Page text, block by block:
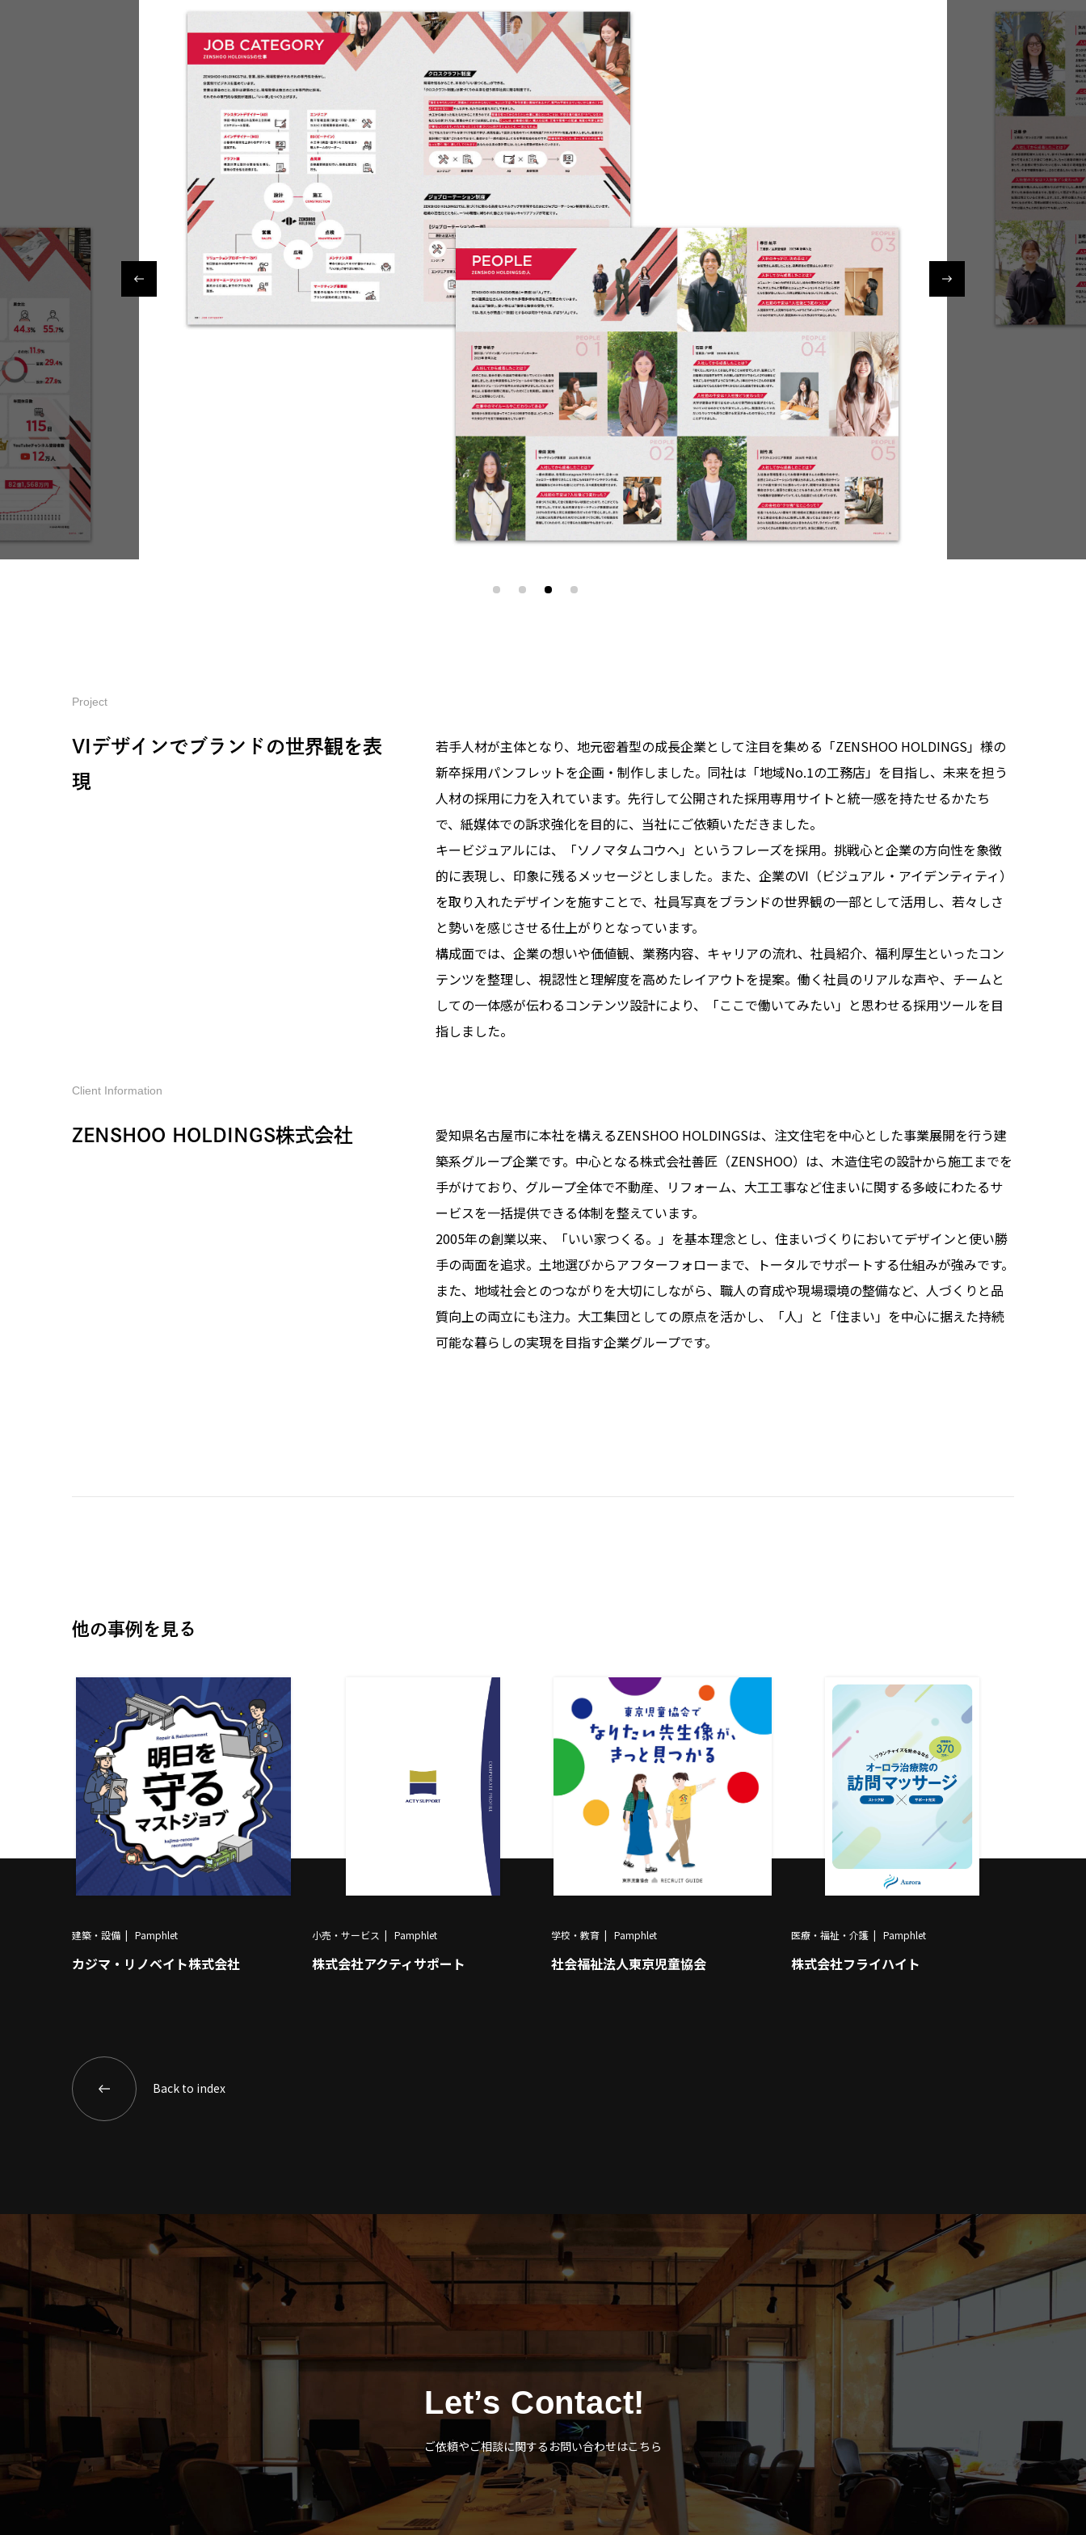
Project
VIデザインでブランドの世界観を表
現
若手人材が主体となり、地元密着型の成長企業として注目を集める「ZENSHOO HOLDINGS」様の
新卒採用パンフレットを企画・制作しました。同社は「地域No.1の工務店」を目指し、未来を担う
人材の採用に力を入れています。先行して公開された採用専用サイトと統一感を持たせるかたち
で、紙媒体での訴求強化を目的に、当社にご依頼いただきました。
キービジュアルには、「ソノマタムコウヘ」というフレーズを採用。挑戦心と企業の方向性を象徴
的に表現し、印象に残るメッセージとしました。また、企業のVI（ビジュアル・アイデンティティ）
を取り入れたデザインを施すことで、社員写真をブランドの世界観の一部として活用し、若々しさ
と勢いを感じさせる仕上がりとなっています。
構成面では、企業の想いや価値観、業務内容、キャリアの流れ、社員紹介、福利厚生といったコン
テンツを整理し、視認性と理解度を高めたレイアウトを提案。働く社員のリアルな声や、チームと
しての一体感が伝わるコンテンツ設計により、「ここで働いてみたい」と思わせる採用ツールを目
指しました。
Client Information
ZENSHOO HOLDINGS株式会社
愛知県名古屋市に本社を構えるZENSHOO HOLDINGSは、注文住宅を中心とした事業展開を行う建
築系グループ企業です。中心となる株式会社善匠（ZENSHOO）は、木造住宅の設計から施工までを
手がけており、グループ全体で不動産、リフォーム、大工工事など住まいに関する多岐にわたるサ
ービスを一括提供できる体制を整えています。
2005年の創業以来、「いい家つくる。」を基本理念とし、住まいづくりにおいてデザインと使い勝
手の両面を追求。土地選びからアフターフォローまで、トータルでサポートする仕組みが強みです。
また、地域社会とのつながりを大切にしながら、職人の育成や現場環境の整備など、人づくりと品
質向上の両立にも注力。大工集団としての原点を活かし、「人」と「住まい」を中心に据えた持続
可能な暮らしの実現を目指す企業グループです。
他の事例を見る
建築・設備 Pamphlet
カジマ・リノベイト株式会社
小売・サービス Pamphlet
株式会社アクティサポート
学校・教育 Pamphlet
社会福祉法人東京児童協会
医療・福祉・介護 Pamphlet
株式会社フライハイト
Back to index
Let’s Contact!
ご依頼やご相談に関するお問い合わせはこちら